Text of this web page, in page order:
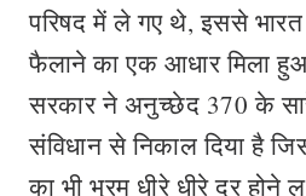
परिषद में ले गए थे, इससे
फैलाने का एक आधार मिला
सरकार ने अनुच्छेद 370 के
संविधान से निकाल दिया है
का भी भ्रम धीरे धीरे दूर होने